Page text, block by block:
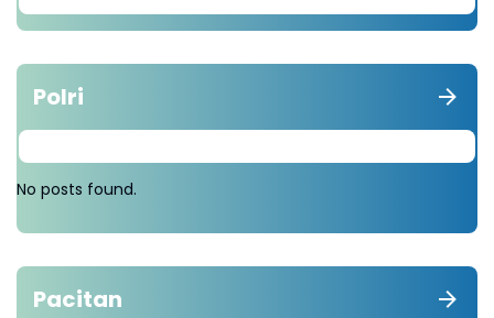
Polri
No posts found.
Pacitan